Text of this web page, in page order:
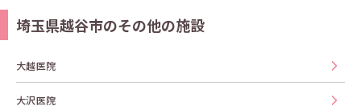
埼玉県越谷市のその他の施設
大越医院
大沢医院